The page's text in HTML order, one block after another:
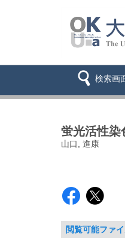
検索画
蛍光活性染
山口, 進康
閲覧可能ファ